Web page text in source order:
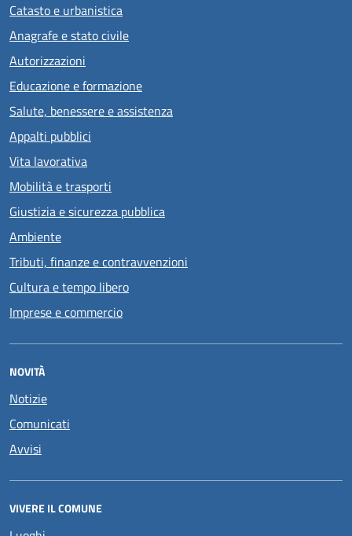
Catasto e urbanistica
Anagrafe e stato civile
Autorizzazioni
Educazione e formazione
Salute, benessere e assistenza
Appalti pubblici
Vita lavorativa
Mobilità e trasporti
Giustizia e sicurezza pubblica
Ambiente
Tributi, finanze e contravvenzioni
Cultura e tempo libero
Imprese e commercio
NOVITÀ
Notizie
Comunicati
Avvisi
VIVERE IL COMUNE